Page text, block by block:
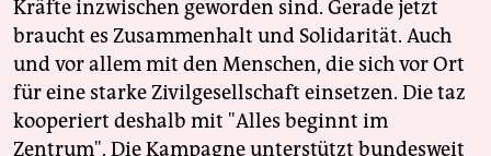
Kräfte inzwischen geworden sind. Gerade jetzt
braucht es Zusammenhalt und Solidarität. Auch
und vor allem mit den Menschen, die sich vor Ort
für eine starke Zivilgesellschaft einsetzen. Die taz
kooperiert deshalb mit "Alles beginnt im
Zentrum". Die Kampagne unterstützt bundesweit